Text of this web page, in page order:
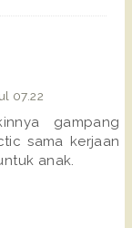
07.22
gampang
sama kerjaan
anak.